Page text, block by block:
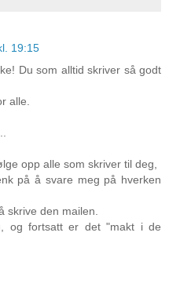
19:15
Du som alltid skriver så godt
alle.
opp alle som skriver til deg,
på å svare meg på hverken
skrive den mailen.
og fortsatt er det "makt i de